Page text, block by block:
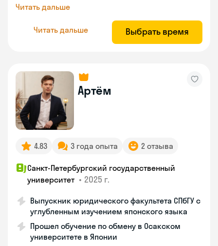
Читать дальше
Читать дальше Выбрать время
Артём
4.83 3 года опыта 2 отзыва
Санкт-Петербургский государственный
университет • 2025 г.
Выпускник юридического факультета СПбГУ с
углубленным изучением японского языка
Прошел обучение по обмену в Осакском
университете в Японии